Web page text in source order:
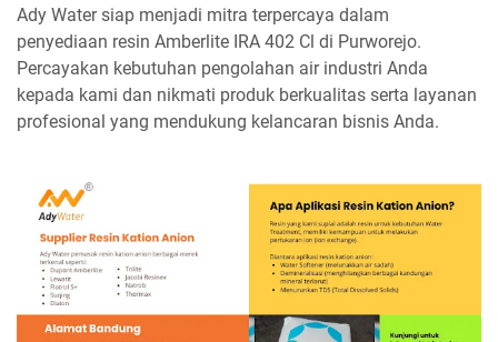
Ady Water siap menjadi mitra terpercaya dalam
penyediaan resin Amberlite IRA 402 Cl di Purworejo.
Percayakan kebutuhan pengolahan air industri Anda
kepada kami dan nikmati produk berkualitas serta layanan
profesional yang mendukung kelancaran bisnis Anda.